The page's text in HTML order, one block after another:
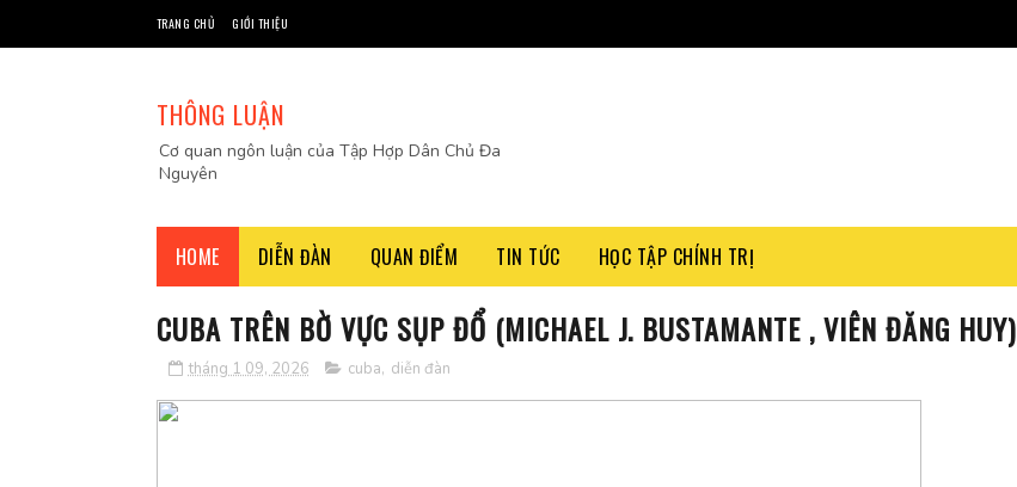
TRANG CHỦ GIỚI THIỆU
THÔNG LUẬN
Cơ quan ngôn luận của Tập Hợp Dân Chủ Đa
Nguyên
HOME DIỄN ĐÀN QUAN ĐIỂM TIN TỨC HỌC TẬP CHÍNH TRỊ
CUBA TRÊN BỜ VỰC SỤP ĐỔ (MICHAEL J. BUSTAMANTE , VIÊN ĐĂNG HUY)
tháng 1 09, 2026 cuba, diễn đàn